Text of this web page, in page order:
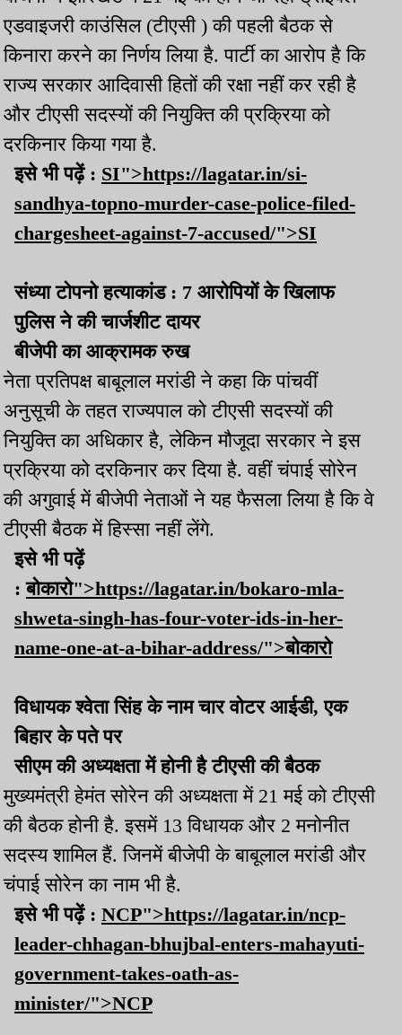
एडवाइजरी काउंसिल (टीएसी ) की पहली बैठक से
किनारा करने का निर्णय लिया है. पार्टी का आरोप है कि
राज्य सरकार आदिवासी हितों की रक्षा नहीं कर रही है
और टीएसी सदस्यों की नियुक्ति की प्रक्रिया को
दरकिनार किया गया है.
इसे भी पढ़ें : SI">https://lagatar.in/si-
sandhya-topno-murder-case-police-filed-
chargesheet-against-7-accused/">SI
संध्या टोपनो हत्याकांड : 7 आरोपियों के खिलाफ
पुलिस ने की चार्जशीट दायर
बीजेपी का आक्रामक रुख
नेता प्रतिपक्ष बाबूलाल मरांडी ने कहा कि पांचवीं
अनुसूची के तहत राज्यपाल को टीएसी सदस्यों की
नियुक्ति का अधिकार है, लेकिन मौजूदा सरकार ने इस
प्रक्रिया को दरकिनार कर दिया है. वहीं चंपाई सोरेन
की अगुवाई में बीजेपी नेताओं ने यह फैसला लिया है कि वे
टीएसी बैठक में हिस्सा नहीं लेंगे.
इसे भी पढ़ें
:बोकारो">https://lagatar.in/bokaro-mla-
shweta-singh-has-four-voter-ids-in-her-
name-one-at-a-bihar-address/">बोकारो
विधायक श्वेता सिंह के नाम चार वोटर आईडी, एक
बिहार के पते पर
सीएम की अध्यक्षता में होनी है टीएसी की बैठक
मुख्यमंत्री हेमंत सोरेन की अध्यक्षता में 21 मई को टीएसी
की बैठक होनी है. इसमें 13 विधायक और 2 मनोनीत
सदस्य शामिल हैं. जिनमें बीजेपी के बाबूलाल मरांडी और
चंपाई सोरेन का नाम भी है.
इसे भी पढ़ें : NCP">https://lagatar.in/ncp-
leader-chhagan-bhujbal-enters-mahayuti-
government-takes-oath-as-
minister/">NCP